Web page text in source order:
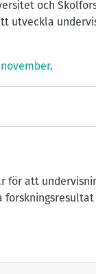
och
utveckla
.
att